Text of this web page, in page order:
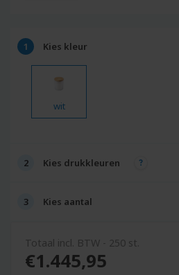
Kies kleur
wit
Kies drukkleuren
Kies aantal
Totaal incl. BTW - 250 st.
€1.445,95